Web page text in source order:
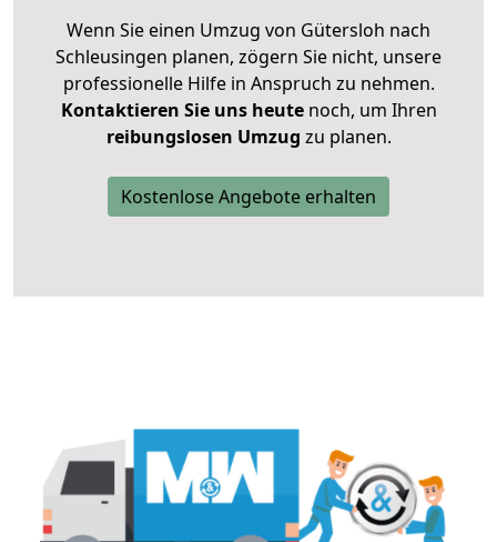
Wenn Sie einen Umzug von Gütersloh nach
Schleusingen planen, zögern Sie nicht, unsere
professionelle Hilfe in Anspruch zu nehmen.
Kontaktieren Sie uns heutenoch, um Ihren
reibungslosen Umzug zu planen.
Kostenlose Angebote erhalten